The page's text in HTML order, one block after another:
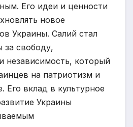
Его идеи и ценности
новое
Украины. Салий стал
за свободу,
независимость, который
на патриотизм и
Его вклад в культурное
Украины